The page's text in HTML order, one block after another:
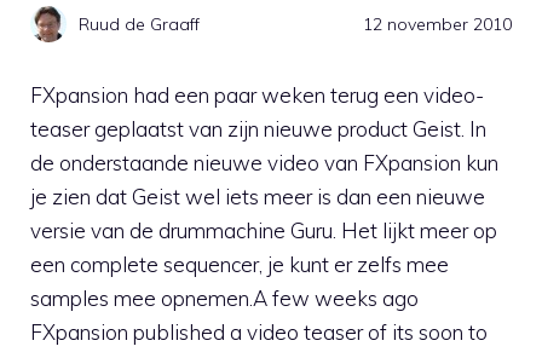
Ruud de Graaff 12 november 2010
FXpansion had een paar weken terug een video-
teaser geplaatst van zijn nieuwe product Geist. In
de onderstaande nieuwe video van FXpansion kun
je zien dat Geist wel iets meer is dan een nieuwe
versie van de drummachine Guru. Het lijkt meer op
een complete sequencer, je kunt er zelfs mee
samples mee opnemen.A few weeks ago
FXpansion published a video teaser of its soon to